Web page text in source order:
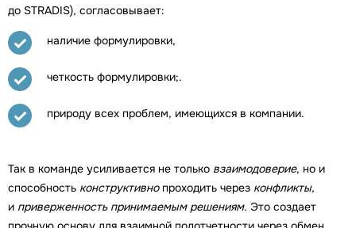
до STRADIS), согласовывает:
наличие формулировки,
четкость формулировки;.
природу всех проблем, имеющихся в компании.
Так в команде усиливается не только взаимодоверие, но и
способность конструктивнопроходить через конфликты,
и приверженность принимаемым решениям. Это создает